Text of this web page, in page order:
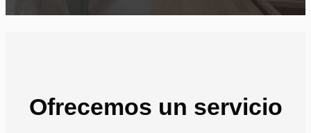
Ofrecemos un servicio